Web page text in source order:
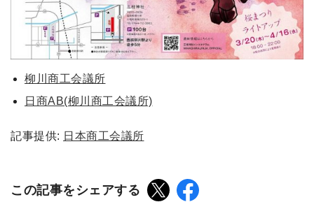
柳川商工会議所
日商AB(柳川商工会議所)
記事提供: 日本商工会議所
この記事をシェアする